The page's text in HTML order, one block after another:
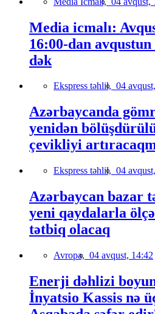
Media icmalı:
16:00-dan
dək
Ekspress təhlil, 04
Azərbaycanda
yenidən
çevikliyi
Ekspress təhlil, 04
Azərbaycan bazar
yeni qaydalarla
tətbiq olacaq
Avropa, 04 avqust, 14:42
Enerji dəhlizi
İnyatsio Kassis nə